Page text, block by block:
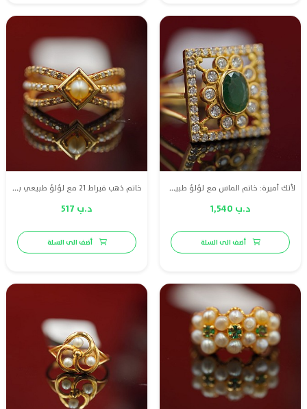
لأنك أميرة: خاتم الماس مع لؤلؤ طبيعي وزمرد وذهب قيراط 18
د.ب 1,540
أضف الى السلة
خاتم ذهب قيراط 21 مع لؤلؤ طبيعي بحريني وا الماس
د.ب 517
أضف الى السلة